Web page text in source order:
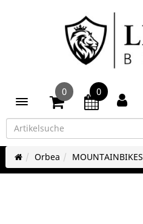
Toggle navigation
0 0
Orbea MOUNTAINBIKES